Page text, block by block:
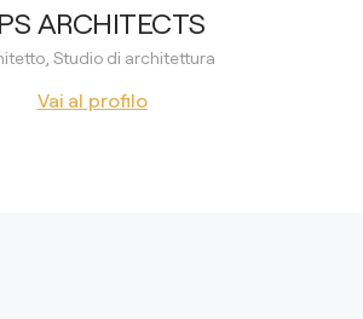
ARCHITECTS
Studio di architettura
Vai al profilo